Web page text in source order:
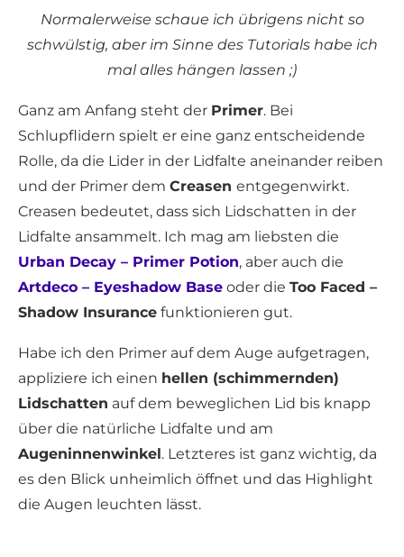
Normalerweise schaue ich übrigens nicht so
schwülstig, aber im Sinne des Tutorials habe ich
mal alles hängen lassen ;)
Ganz am Anfang steht der Primer. Bei
Schlupflidern spielt er eine ganz entscheidende
Rolle, da die Lider in der Lidfalte aneinander reiben
und der Primer dem Creasen entgegenwirkt.
Creasen bedeutet, dass sich Lidschatten in der
Lidfalte ansammelt. Ich mag am liebsten die
Urban Decay – Primer Potion, aber auch die
Artdeco – Eyeshadow Base oder die Too Faced –
Shadow Insurance funktionieren gut.
Habe ich den Primer auf dem Auge aufgetragen,
appliziere ich einen hellen (schimmernden)
Lidschatten auf dem beweglichen Lid bis knapp
über die natürliche Lidfalte und am
Augeninnenwinkel. Letzteres ist ganz wichtig, da
es den Blick unheimlich öffnet und das Highlight
die Augen leuchten lässt.